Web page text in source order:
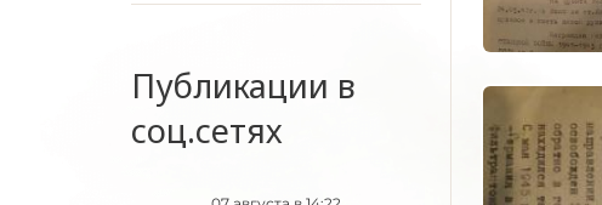
Публикации в
соц.сетях